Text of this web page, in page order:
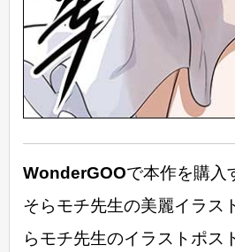
WonderGOOで本作を購入
そらモチ先生の美麗イラス
らモチ先生のイラストポス